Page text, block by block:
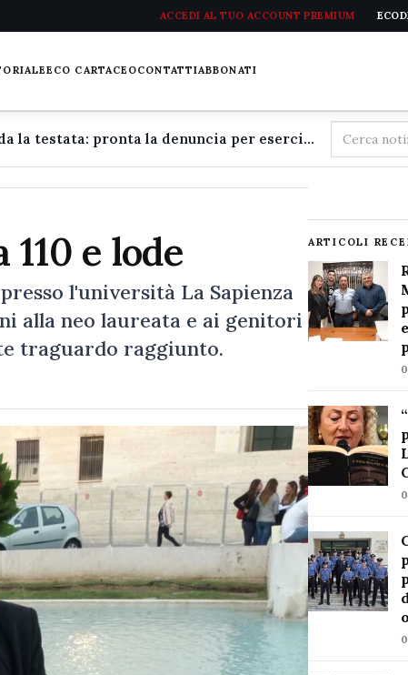
ACCEDI AL TUO ACCOUNT PREMIUM
ECO CARTACEOCONTATTIABBONATI
Radio "fantasma", l'Odg Molise diffida la testata: pronta la denuncia per esercizio abusivo della professione giornalistica
Cerca
nel
e lode
l'università La Sapienza
alla neo laureata e ai genitori
traguardo raggiunto.
ARTICOLI